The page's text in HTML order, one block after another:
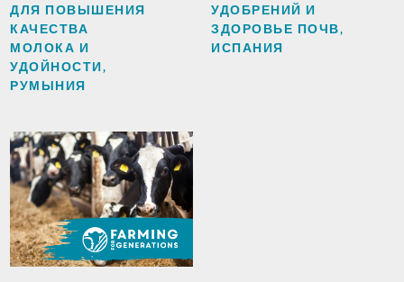
ДЛЯ ПОВЫШЕНИЯ
КАЧЕСТВА
МОЛОКА И
УДОЙНОСТИ,
РУМЫНИЯ
УДОБРЕНИЙ И
ЗДОРОВЬЕ ПОЧВ,
ИСПАНИЯ